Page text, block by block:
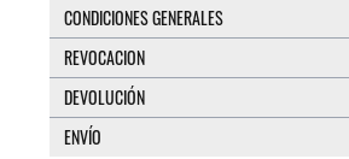
CONDICIONES GENERALES
REVOCACION
DEVOLUCIÓN
ENVÍO